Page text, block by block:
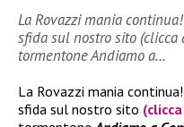
La Rovazzi mania
sfida sul nostro sito
tormentone Andiamo a…
La Rovazzi mania continua!
sfida sul nostro sito